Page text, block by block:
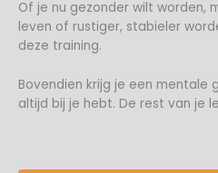
Of je nu gezonder wilt worden,
leven of rustiger, stabieler
deze training.
Bovendien krijg je een mentale
altijd bij je hebt. De rest van je